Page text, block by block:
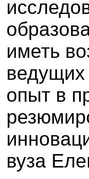
иметь
ведущих
опыт в
вуза